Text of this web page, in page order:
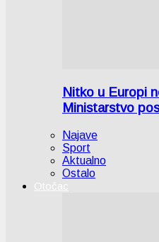
Nitko u Europi
Ministarstvo
Najave
Sport
Aktualno
Ostalo
Otočac